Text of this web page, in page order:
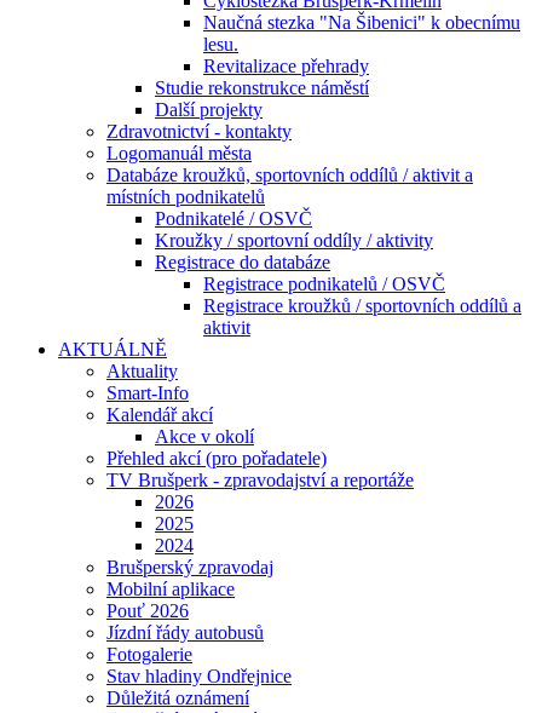
Naučná stezka "Na Šibenici" k obecnímu
lesu.
Revitalizace přehrady
Studie rekonstrukce náměstí
Další projekty
Zdravotnictví - kontakty
Logomanuál města
Databáze kroužků, sportovních oddílů / aktivit a
místních podnikatelů
Podnikatelé / OSVČ
Kroužky / sportovní oddíly / aktivity
Registrace do databáze
Registrace podnikatelů / OSVČ
Registrace kroužků / sportovních oddílů a
aktivit
AKTUÁLNĚ
Aktuality
Smart-Info
Kalendář akcí
Akce v okolí
Přehled akcí (pro pořadatele)
TV Brušperk - zpravodajství a reportáže
2026
2025
2024
Brušperský zpravodaj
Mobilní aplikace
Pouť 2026
Jízdní řády autobusů
Fotogalerie
Stav hladiny Ondřejnice
Důležitá oznámení